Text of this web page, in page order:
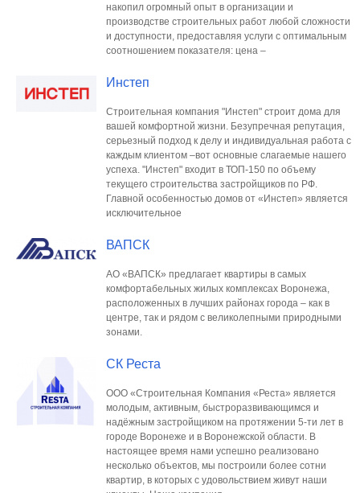
накопил огромный опыт в организации и
производстве строительных работ любой сложности
и доступности, предоставляя услуги с оптимальным
соотношением показателя: цена –
Инстеп
Строительная компания "Инстеп" строит дома для
вашей комфортной жизни. Безупречная репутация,
серьезный подход к делу и индивидуальная работа с
каждым клиентом –вот основные слагаемые нашего
успеха. "Инстеп" входит в ТОП-150 по объему
текущего строительства застройщиков по РФ.
Главной особенностью домов от «Инстеп» является
исключительное
ВАПСК
АО «ВАПСК» предлагает квартиры в самых
комфортабельных жилых комплексах Воронежа,
расположенных в лучших районах города – как в
центре, так и рядом с великолепными природными
зонами.
СК Реста
ООО «Строительная Компания «Реста» является
молодым, активным, быстроразвивающимся и
надёжным застройщиком на протяжении 5-ти лет в
городе Воронеже и в Воронежской области. В
настоящее время нами успешно реализовано
несколько объектов, мы построили более сотни
квартир, в которых с удовольствием живут наши